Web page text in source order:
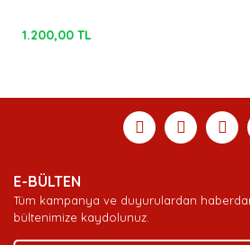
1.200,00 TL
E-BÜLTEN
Tüm kampanya ve duyurulardan
bültenimize kaydolunuz.